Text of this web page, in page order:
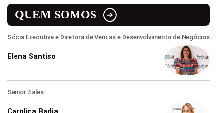
QUEM SOMOS
Sócia Executiva e Diretora de Vendas e Desenvolvimento de Negócios
Elena Santiso
Senior Sales
Carolina Badia